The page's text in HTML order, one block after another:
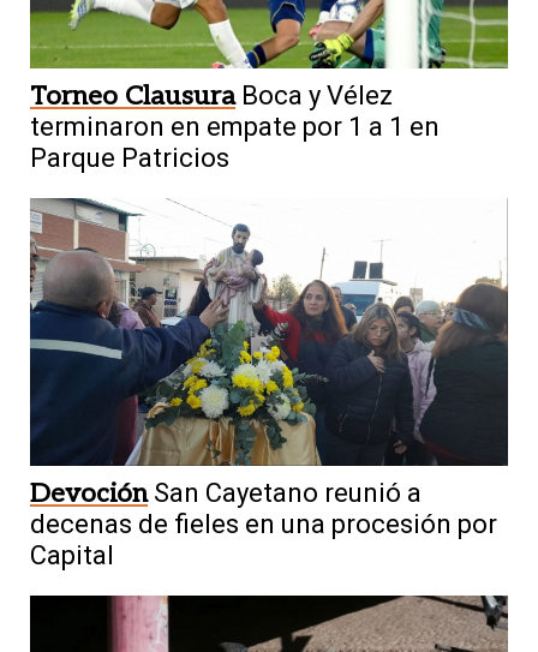
Torneo Clausura Boca y Vélez
terminaron en empate por 1 a 1 en
Parque Patricios
Devoción San Cayetano reunió a
decenas de fieles en una procesión por
Capital